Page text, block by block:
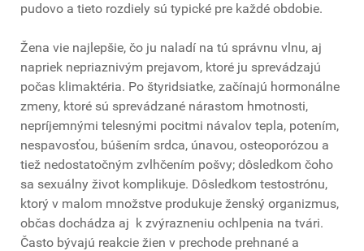
pudovo a tieto rozdiely sú typické pre každé obdobie.
Žena vie najlepšie, čo ju naladí na tú správnu vlnu, aj
napriek nepriaznivým prejavom, ktoré ju sprevádzajú
počas klimaktéria. Po štyridsiatke, začínajú hormonálne
zmeny, ktoré sú sprevádzané nárastom hmotnosti,
nepríjemnými telesnými pocitmi návalov tepla, potením,
nespavosťou, búšením srdca, únavou, osteoporózou a
tiež nedostatočným zvlhčením pošvy; dôsledkom čoho
sa sexuálny život komplikuje. Dôsledkom testostrónu,
ktorý v malom množstve produkuje ženský organizmus,
občas dochádza aj k zvýrazneniu ochlpenia na tvári.
Často bývajú reakcie žien v prechode prehnané a